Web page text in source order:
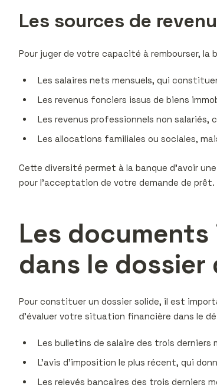
Les sources de
Pour juger de votre capacité à rembourser, la
Les salaires nets mensuels, qui
Les revenus fonciers issus de biens
Les revenus professionnels non
Les allocations familiales ou sociales,
Cette diversité permet à la banque d’avoir
pour l’acceptation de votre demande de prêt.
Les
dans le
Pour constituer un dossier solide, il est
d’évaluer votre situation financière dans le
Les bulletins de salaire des trois derniers
L’avis d’imposition le plus récent, qui
Les relevés bancaires des trois derniers